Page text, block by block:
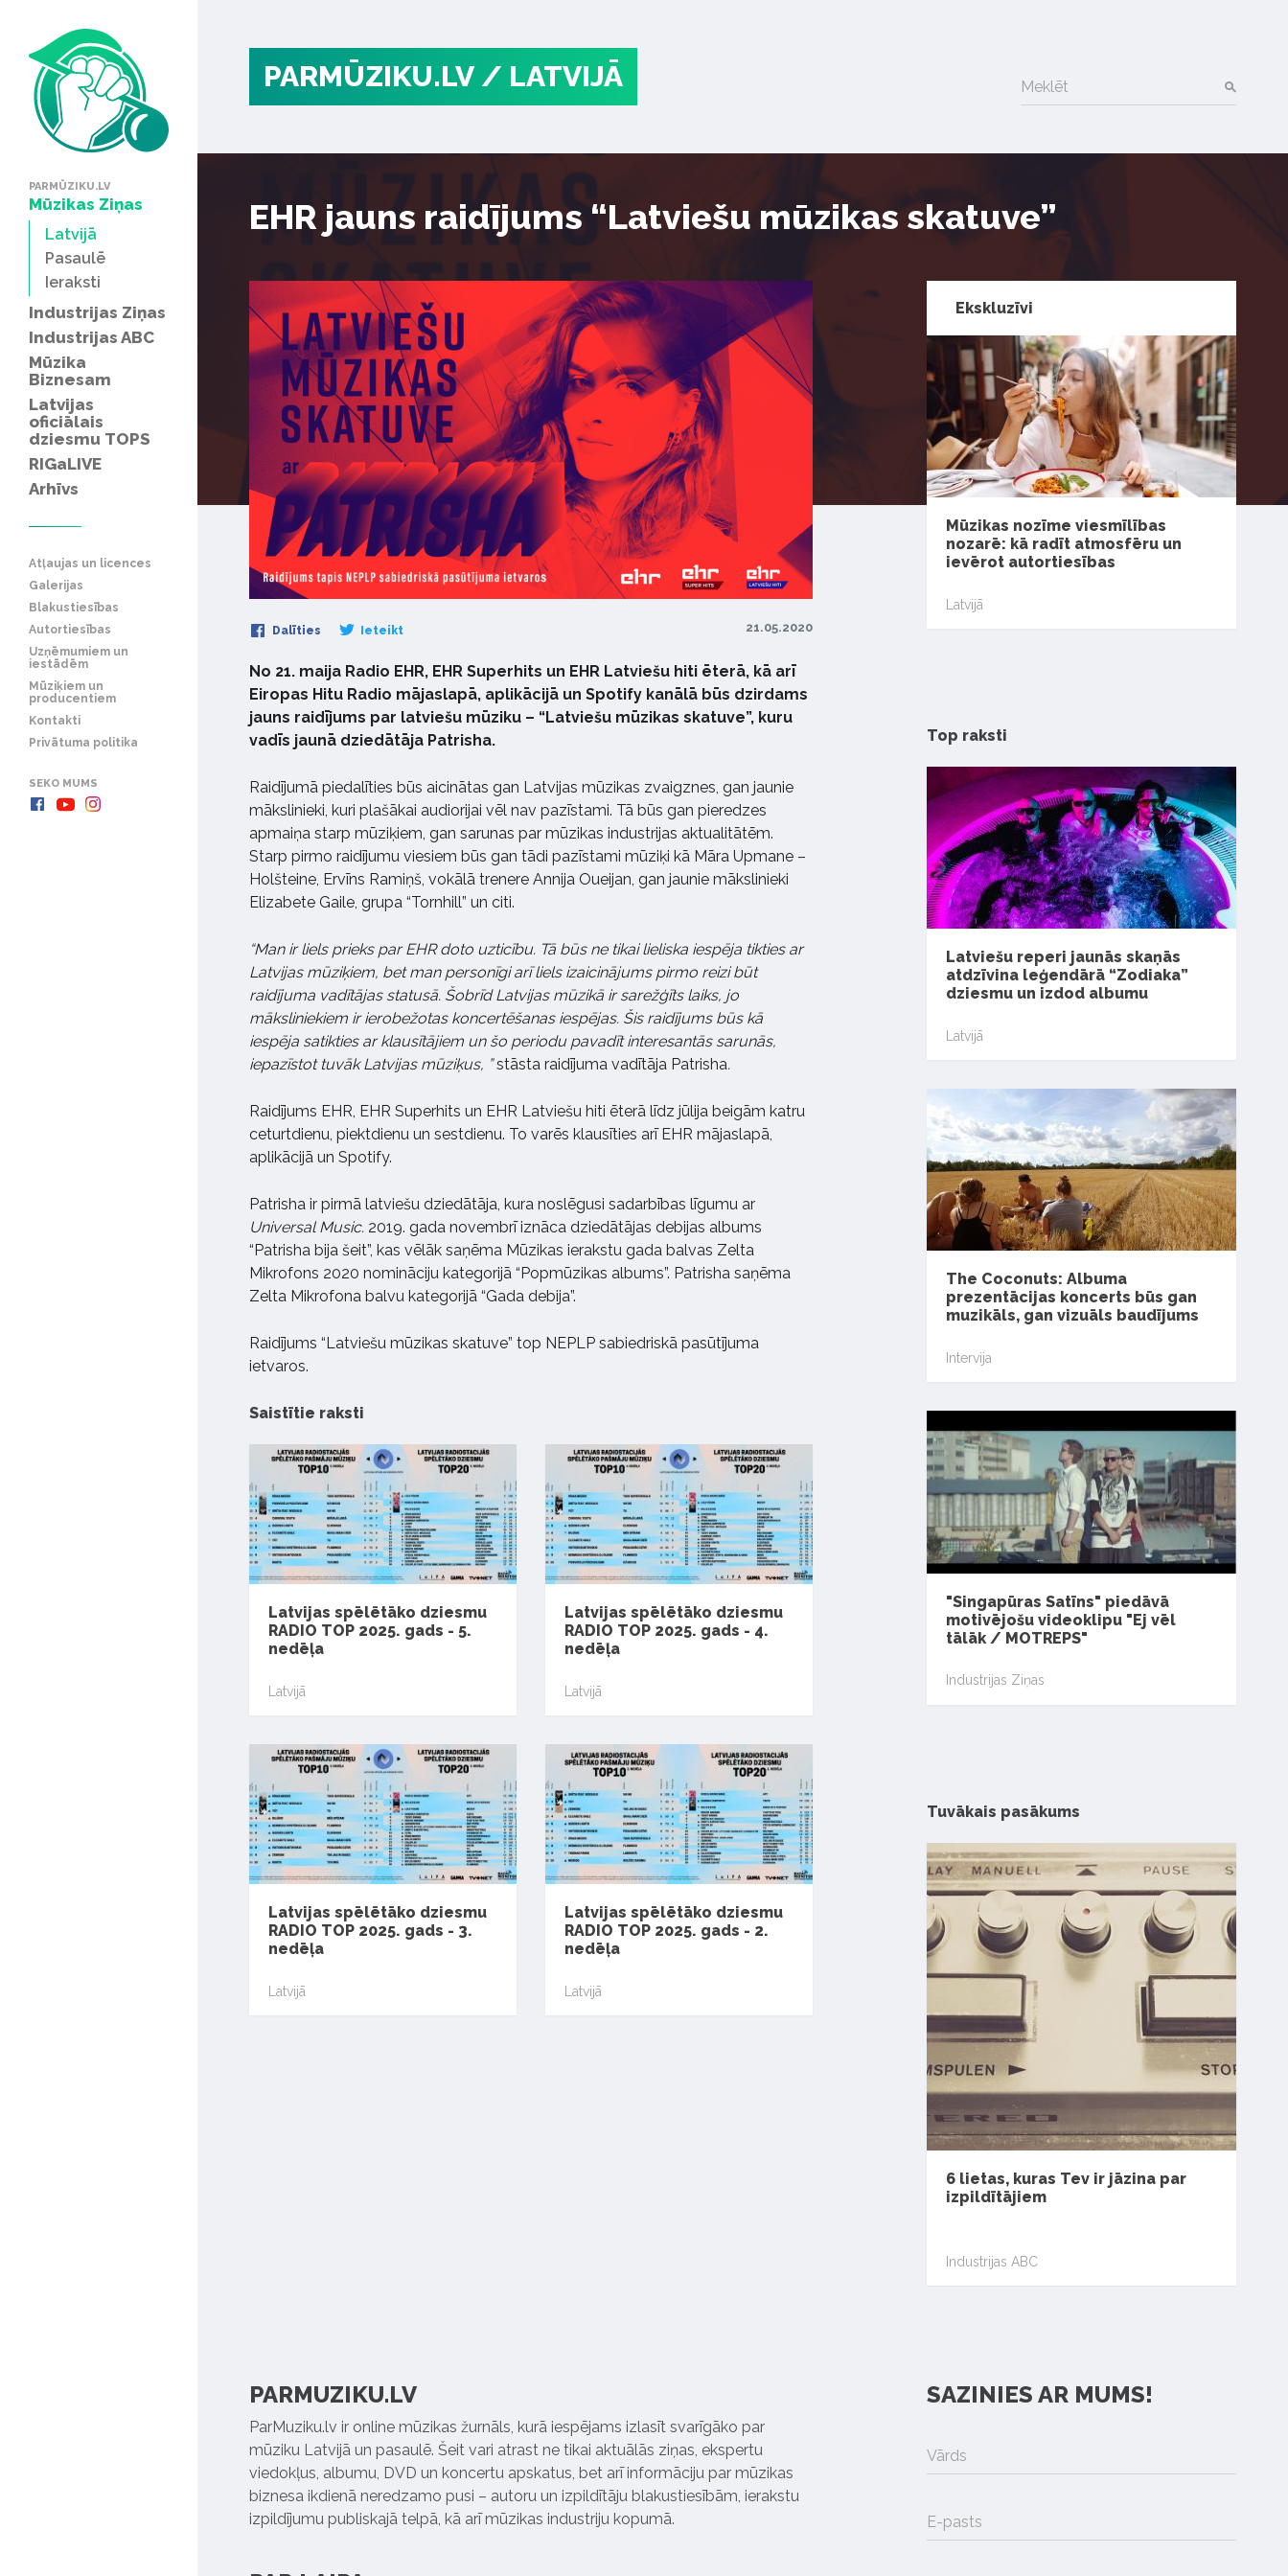
PARMŪZIKU.LV
Mūzikas Ziņas
Latvijā
Pasaulē
Ieraksti
Industrijas Ziņas
Industrijas ABC
Mūzika
Biznesam
Latvijas
oficiālais
dziesmu TOPS
RIGaLIVE
Arhīvs
Atļaujas un licences
Galerijas
Blakustiesības
Autortiesības
Uzņēmumiem un
iestādēm
Mūziķiem un
producentiem
Kontakti
Privātuma politika
SEKO MUMS
PARMŪZIKU.LV / LATVIJĀ Meklēt
EHR jauns raidījums “Latviešu mūzikas skatuve”
Dalīties Ieteikt 21.05.2020
No 21. maija Radio EHR, EHR Superhits un EHR Latviešu hiti ēterā, kā arī
Eiropas Hitu Radio mājaslapā, aplikācijā un Spotify kanālā būs dzirdams
jauns raidījums par latviešu mūziku – “Latviešu mūzikas skatuve”, kuru
vadīs jaunā dziedātāja Patrisha.
Raidījumā piedalīties būs aicinātas gan Latvijas mūzikas zvaigznes, gan jaunie
mākslinieki, kuri plašākai audiorijai vēl nav pazīstami. Tā būs gan pieredzes
apmaiņa starp mūziķiem, gan sarunas par mūzikas industrijas aktualitātēm.
Starp pirmo raidījumu viesiem būs gan tādi pazīstami mūziķi kā Māra Upmane –
Holšteine, Ervīns Ramiņš, vokālā trenere Annija Oueijan, gan jaunie mākslinieki
Elizabete Gaile, grupa “Tornhill” un citi.
“Man ir liels prieks par EHR doto uzticību. Tā būs ne tikai lieliska iespēja tikties ar
Latvijas mūziķiem, bet man personīgi arī liels izaicinājums pirmo reizi būt
raidījuma vadītājas statusā. Šobrīd Latvijas mūzikā ir sarežģīts laiks, jo
māksliniekiem ir ierobežotas koncertēšanas iespējas. Šis raidījums būs kā
iespēja satikties ar klausītājiem un šo periodu pavadīt interesantās sarunās,
iepazīstot tuvāk Latvijas mūziķus, ”stāsta raidījuma vadītāja Patrisha.
Raidījums EHR, EHR Superhits un EHR Latviešu hiti ēterā līdz jūlija beigām katru
ceturtdienu, piektdienu un sestdienu. To varēs klausīties arī EHR mājaslapā,
aplikācijā un Spotify.
Patrisha ir pirmā latviešu dziedātāja, kura noslēgusi sadarbības līgumu ar
Universal Music. 2019. gada novembrī iznāca dziedātājas debijas albums
“Patrisha bija šeit”, kas vēlāk saņēma Mūzikas ierakstu gada balvas Zelta
Mikrofons 2020 nomināciju kategorijā “Popmūzikas albums”. Patrisha saņēma
Zelta Mikrofona balvu kategorijā “Gada debija”.
Raidījums “Latviešu mūzikas skatuve” top NEPLP sabiedriskā pasūtījuma
ietvaros.
Saistītie raksti
Latvijas spēlētāko dziesmu
RADIO TOP 2025. gads - 5.
nedēļa
Latvijā
Latvijas spēlētāko dziesmu
RADIO TOP 2025. gads - 4.
nedēļa
Latvijā
Latvijas spēlētāko dziesmu
RADIO TOP 2025. gads - 3.
nedēļa
Latvijā
Latvijas spēlētāko dziesmu
RADIO TOP 2025. gads - 2.
nedēļa
Latvijā
Ekskluzīvi
Mūzikas nozīme viesmīlības
nozarē: kā radīt atmosfēru un
ievērot autortiesības
Latvijā
Top raksti
Latviešu reperi jaunās skaņās
atdzīvina leģendārā “Zodiaka”
dziesmu un izdod albumu
Latvijā
The Coconuts: Albuma
prezentācijas koncerts būs gan
muzikāls, gan vizuāls baudījums
Intervija
"Singapūras Satīns" piedāvā
motivējošu videoklipu "Ej vēl
tālāk / MOTREPS"
Industrijas Ziņas
Tuvākais pasākums
6 lietas, kuras Tev ir jāzina par
izpildītājiem
Industrijas ABC
PARMUZIKU.LV
ParMuziku.lv ir online mūzikas žurnāls, kurā iespējams izlasīt svarīgāko par
mūziku Latvijā un pasaulē. Šeit vari atrast ne tikai aktuālās ziņas, ekspertu
viedokļus, albumu, DVD un koncertu apskatus, bet arī informāciju par mūzikas
biznesa ikdienā neredzamo pusi – autoru un izpildītāju blakustiesībām, ierakstu
izpildījumu publiskajā telpā, kā arī mūzikas industriju kopumā.
SAZINIES AR MUMS!
Vārds
E-pasts